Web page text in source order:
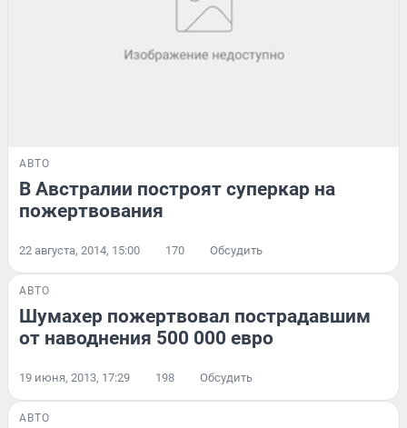
АВТО
В Австралии построят суперкар на
пожертвования
22 августа, 2014, 15:00 170 Обсудить
АВТО
Шумахер пожертвовал пострадавшим
от наводнения 500 000 евро
19 июня, 2013, 17:29 198 Обсудить
АВТО